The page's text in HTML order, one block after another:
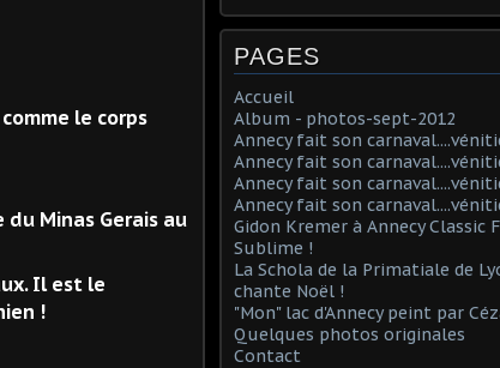
le corps
Minas Gerais au
Il est le
!
PAGES
Accueil
Album - photos-sept-2012
Annecy fait son
Annecy fait son
Annecy fait son
Annecy fait son
Gidon Kremer à Annecy Classic
Sublime !
La Schola de la Primatiale de
chante Noël !
"Mon" lac d'Annecy peint par
Quelques photos originales
Contact